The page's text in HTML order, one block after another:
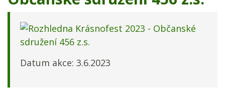
Datum akce: 3.6.2023